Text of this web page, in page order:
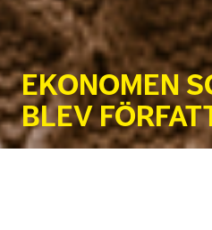
EKONOMEN
BLEV